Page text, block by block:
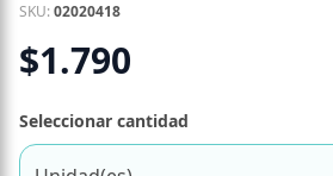
SKU:02020418
$1.790
Seleccionar cantidad